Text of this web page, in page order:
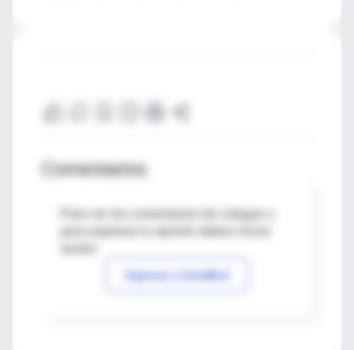
Comentarios
Para ver los comentarios de colegas o
Ingresar a IntraMed